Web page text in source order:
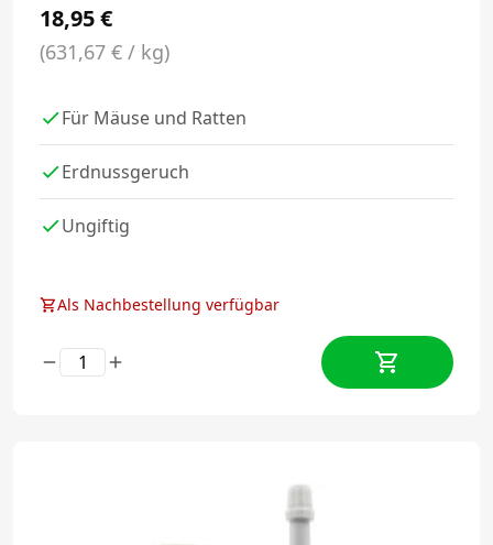
18,95€
(631,67 € / kg)
Für Mäuse und Ratten
Erdnussgeruch
Ungiftig
Als Nachbestellung verfügbar